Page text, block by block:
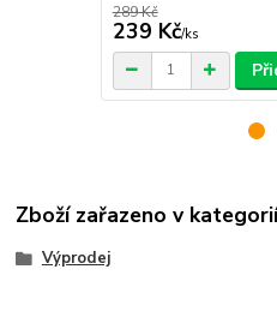
289 Kč
239 Kč/ks
Zboží zařazeno v
Výprodej